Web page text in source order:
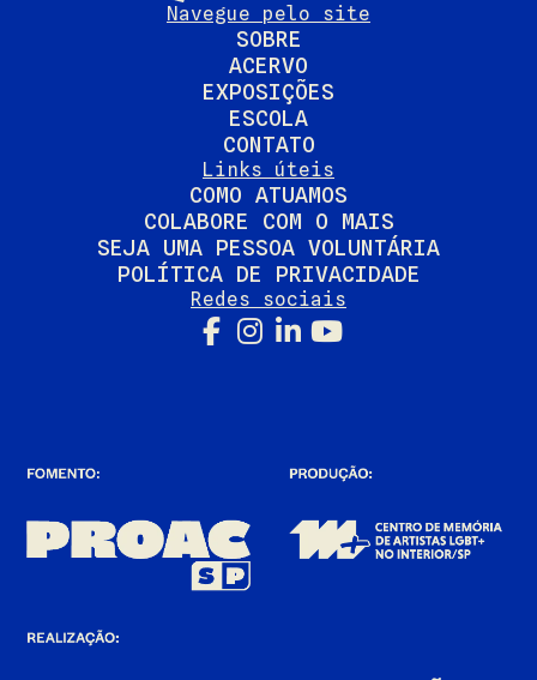
Navegue pelo site
SOBRE
ACERVO
EXPOSIÇÕES
ESCOLA
CONTATO
Links úteis
COMO ATUAMOS
COLABORE COM O MAIS
SEJA UMA PESSOA VOLUNTÁRIA
POLÍTICA DE PRIVACIDADE
Redes sociais